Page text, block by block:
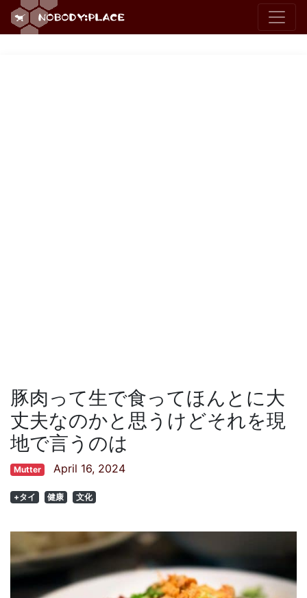
豚肉って生で食ってほんとに大
丈夫なのかと思うけどそれを現
地で言うのは
Mutter April 16, 2024
+タイ 健康 文化